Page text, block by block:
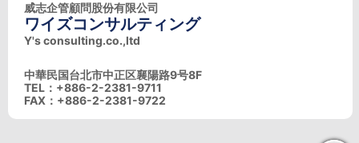
威志企管顧問股份有限公司
ワイズコンサルティング
Y's consulting.co.,ltd
中華民国台北市中正区襄陽路9号8F
TEL：+886-2-2381-9711
FAX：+886-2-2381-9722